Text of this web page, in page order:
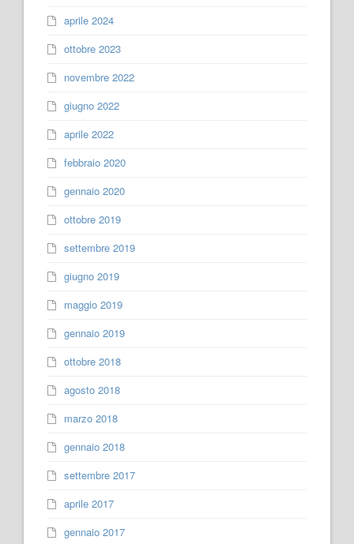
aprile 2024
ottobre 2023
novembre 2022
giugno 2022
aprile 2022
febbraio 2020
gennaio 2020
ottobre 2019
settembre 2019
giugno 2019
maggio 2019
gennaio 2019
ottobre 2018
agosto 2018
marzo 2018
gennaio 2018
settembre 2017
aprile 2017
gennaio 2017